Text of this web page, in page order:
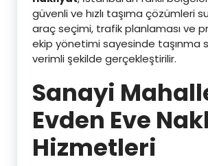
güvenli ve hızlı taşıma çözümleri
araç seçimi, trafik planlaması ve
ekip yönetimi sayesinde taşınma
verimli şekilde gerçekleştirilir.
Sanayi
Evden Eve
Hizmetleri